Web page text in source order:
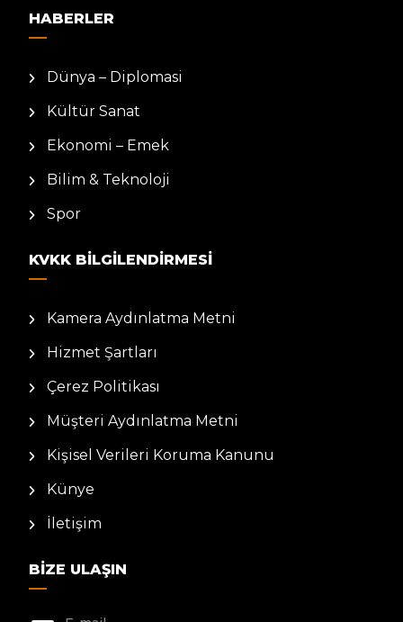
HABERLER
Dünya – Diplomasi
Kültür Sanat
Ekonomi – Emek
Bilim & Teknoloji
Spor
KVKK BILGILENDIRMESI
Kamera Aydınlatma Metni
Hizmet Şartları
Çerez Politikası
Müşteri Aydınlatma Metni
Kişisel Verileri Koruma Kanunu
Künye
İletişim
BIZE ULAŞIN